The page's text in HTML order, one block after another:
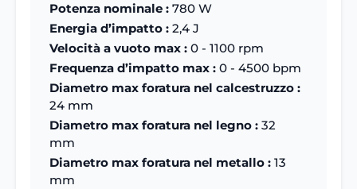
Potenza nominale : 780 W
Energia d’impatto : 2,4 J
Velocità a vuoto max : 0 - 1100 rpm
Frequenza d’impatto max : 0 - 4500 bpm
Diametro max foratura nel calcestruzzo :
24 mm
Diametro max foratura nel legno : 32
mm
Diametro max foratura nel metallo : 13
mm